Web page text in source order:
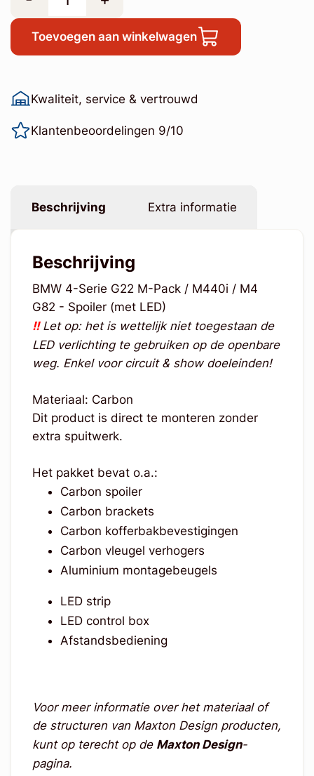
Toevoegen aan winkelwagen
Kwaliteit, service & vertrouwd
Klantenbeoordelingen 9/10
Beschrijving Extra informatie
Beschrijving
BMW 4-Serie G22 M-Pack / M440i / M4
G82 - Spoiler (met LED)
!!Let op: het is wettelijk niet toegestaan de
LED verlichting te gebruiken op de openbare
weg. Enkel voor circuit & show doeleinden!
Materiaal: Carbon
Dit product is direct te monteren zonder
extra spuitwerk.
Het pakket bevat o.a.:
Carbon spoiler
Carbon brackets
Carbon kofferbakbevestigingen
Carbon vleugel verhogers
Aluminium montagebeugels
LED strip
LED control box
Afstandsbediening
Voor meer informatie over het materiaal of
de structuren van Maxton Design producten,
kunt op terecht op de Maxton Design-
pagina.